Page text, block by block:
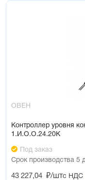
ОВЕН
Контроллер уровня
1.И.О.О.24.20К
Под заказ
Срок производства 5
43 227,04 ₽/штс НДС